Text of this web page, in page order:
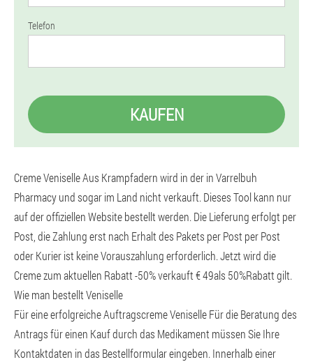
Telefon
KAUFEN
Creme Veniselle Aus Krampfadern wird in der in Varrelbuh
Pharmacy und sogar im Land nicht verkauft. Dieses Tool kann nur
auf der offiziellen Website bestellt werden. Die Lieferung erfolgt per
Post, die Zahlung erst nach Erhalt des Pakets per Post per Post
oder Kurier ist keine Vorauszahlung erforderlich. Jetzt wird die
Creme zum aktuellen Rabatt -50% verkauft € 49als 50%Rabatt gilt.
Wie man bestellt Veniselle
Für eine erfolgreiche Auftragscreme Veniselle Für die Beratung des
Antrags für einen Kauf durch das Medikament müssen Sie Ihre
Kontaktdaten in das Bestellformular eingeben. Innerhalb einer